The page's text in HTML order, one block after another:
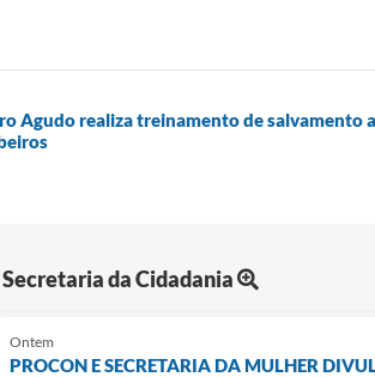
Agudo realiza treinamento de salvamento
Secretaria da Cidadania
Ontem
PROCON E SECRETARIA DA MULHER